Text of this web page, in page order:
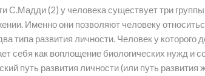
С.Мадди (2) у человека существует три
Именно они позволяют человеку
типа развития личности. Человек у
себя как воплощение биологических нужд
путь развития личности (или путь